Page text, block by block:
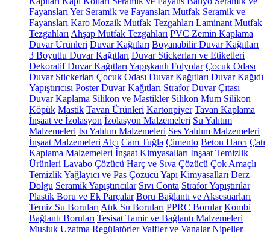
Fayansları Yer Seramik ve Fayansları Mutfak Seramik ve
Fayansları Karo Mozaik Mutfak Tezgahları Laminant Mutfak
Tezgahları Ahşap Mutfak Tezgahları PVC Zemin Kaplama
Duvar Ürünleri Duvar Kağıtları Boyanabilir Duvar Kağıtları
3 Boyutlu Duvar Kağıtları Duvar Stickerları ve Etiketleri
Dekoratif Duvar Kağıtları Yapışkanlı Folyolar Çocuk Odası
Duvar Stickerları Çocuk Odası Duvar Kağıtları Duvar Kağıdı
Yapıştırıcısı Poster Duvar Kağıtları Strafor Duvar Çıtası
Duvar Kaplama Silikon ve Mastikler Silikon Mum Silikon
Köpük Mastik Tavan Ürünleri Kartonpiyer Tavan Kaplama
İnşaat ve İzolasyon İzolasyon Malzemeleri Su Yalıtım
Malzemeleri Isı Yalıtım Malzemeleri Ses Yalıtım Malzemeleri
İnşaat Malzemeleri Alçı Cam Tuğla Çimento Beton Harcı Çatı
Kaplama Malzemeleri İnşaat Kimyasalları İnşaat Temizlik
Ürünleri Lavabo Çözücü Harç ve Sıva Çözücü Çok Amaçlı
TemizlikYağlayıcı ve Pas Çözücü Yapı Kimyasalları Derz
Dolgu Seramik Yapıştırıcılar Sıvı Conta Strafor Yapıştırılar
Plastik Boru ve Ek Parçalar Boru Bağlantı ve Aksesuarları
Temiz Su Boruları Atık Su Boruları PPRC Borular Kombi
Bağlantı Boruları Tesisat Tamir ve Bağlantı Malzemeleri
Musluk Uzatma Regülatörler Valfler ve Vanalar Nipeller